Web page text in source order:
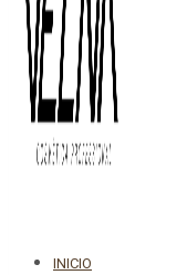
INICIO